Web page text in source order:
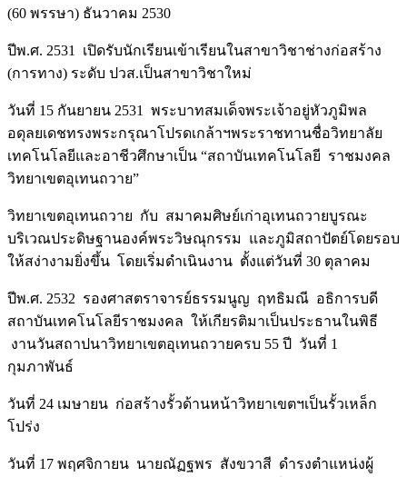
(60 พรรษา) ธันวาคม 2530
ปีพ.ศ. 2531 เปิดรับนักเรียนเข้าเรียนในสาขาวิชาช่างก่อสร้าง
(การทาง) ระดับ ปวส.เป็นสาขาวิชาใหม่
วันที่ 15 กันยายน 2531 พระบาทสมเด็จพระเจ้าอยู่หัวภูมิพล
อดุลยเดชทรงพระกรุณาโปรดเกล้าฯพระราชทานชื่อวิทยาลัย
เทคโนโลยีและอาชีวศึกษาเป็น “สถาบันเทคโนโลยี ราชมงคล
วิทยาเขตอุเทนถวาย”
วิทยาเขตอุเทนถวาย กับ สมาคมศิษย์เก่าอุเทนถวายบูรณะ
บริเวณประดิษฐานองค์พระวิษณุกรรม และภูมิสถาปัตย์โดยรอบ
ให้สง่างามยิ่งขึ้น โดยเริ่มดำเนินงาน ตั้งแต่วันที่ 30 ตุลาคม
ปีพ.ศ. 2532 รองศาสตราจารย์ธรรมนูญ ฤทธิมณี อธิการบดี
สถาบันเทคโนโลยีราชมงคล ให้เกียรติมาเป็นประธานในพิธี
งานวันสถาปนาวิทยาเขตอุเทนถวายครบ 55 ปี วันที่ 1
กุมภาพันธ์
วันที่ 24 เมษายน ก่อสร้างรั้วด้านหน้าวิทยาเขตฯเป็นรั้วเหล็ก
โปร่ง
วันที่ 17 พฤศจิกายน นายณัฏฐพร สังขวาสี ดำรงตำแหน่งผู้